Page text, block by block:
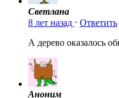
Светлана
8 лет назад ⋅ Ответить
А дерево оказалось
Аноним